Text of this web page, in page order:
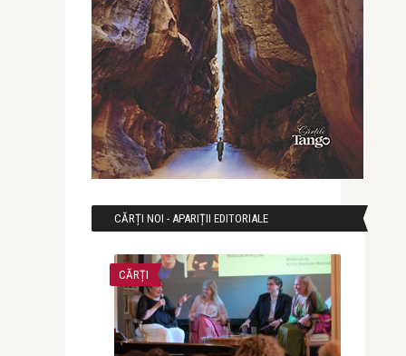
CĂRȚI NOI - APARIȚII EDITORIALE
CĂRȚI